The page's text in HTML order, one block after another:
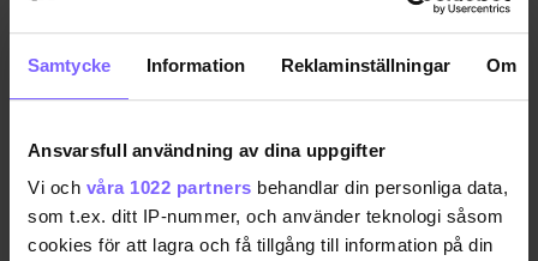
Samtycke Information Reklaminställningar Om
Ansvarsfull användning av dina uppgifter
Vi och våra 1022 partners behandlar din personliga data,
som t.ex. ditt IP-nummer, och använder teknologi såsom
cookies för att lagra och få tillgång till information på din